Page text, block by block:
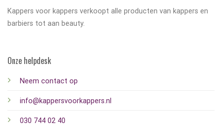
Kappers voor kappers verkoopt alle producten van kappers en
barbiers tot aan beauty.
Onze helpdesk
Neem contact op
info@kappersvoorkappers.nl
030 744 02 40